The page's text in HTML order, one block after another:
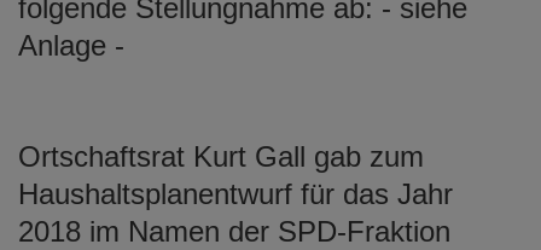
folgende Stellungnahme ab: - siehe
Anlage -
Ortschaftsrat Kurt Gall gab zum
Haushaltsplanentwurf für das Jahr
2018 im Namen der SPD-Fraktion